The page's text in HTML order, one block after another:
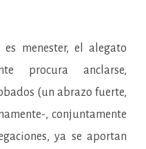
menester, el alegato
procura anclarse,
(un abrazo fuerte,
, conjuntamente
ya se aportan